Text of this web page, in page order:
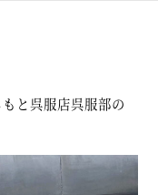
と呉服店呉服部の